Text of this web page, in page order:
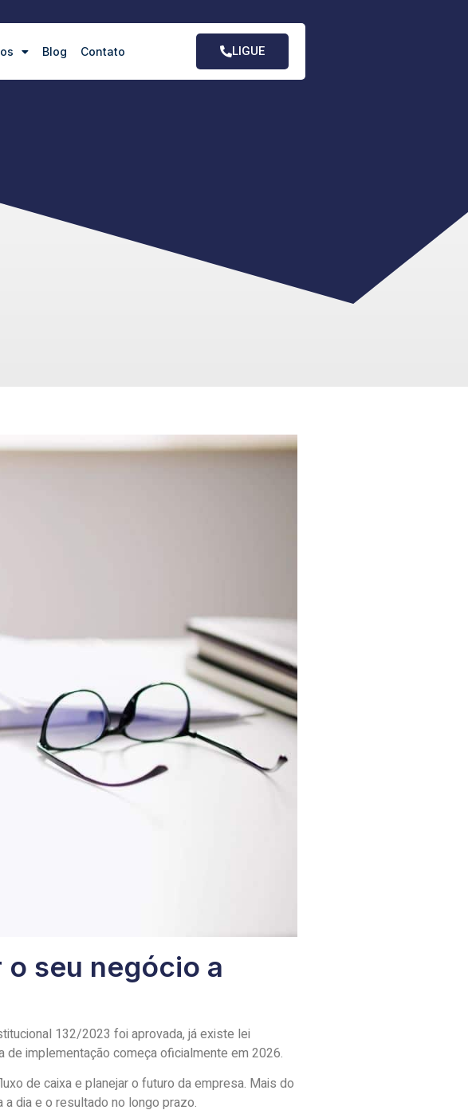
Blog Contato LIGUE
seu negócio a
132/2023 foi aprovada, já existe lei
implementação começa oficialmente em 2026.
de caixa e planejar o futuro da empresa. Mais do
dia e o resultado no longo prazo.